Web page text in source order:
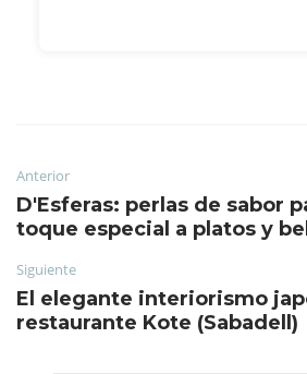
Anterior
D'Esferas: perlas de sabor
toque especial a platos y
Siguiente
El elegante interiorismo
restaurante Kote (Sabadell)